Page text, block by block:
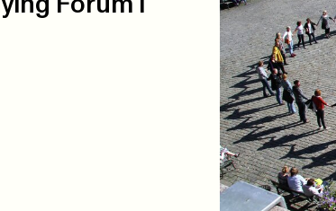
Forum i